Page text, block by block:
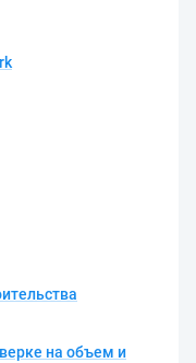
на объем и